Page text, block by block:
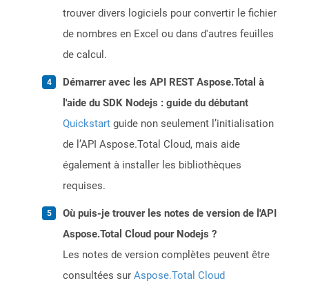
trouver divers logiciels pour convertir le fichier
de nombres en Excel ou dans d'autres feuilles
de calcul.
Démarrer avec les API REST Aspose.Total à
l'aide du SDK Nodejs : guide du débutant
Quickstart guide non seulement l’initialisation
de l’API Aspose.Total Cloud, mais aide
également à installer les bibliothèques
requises.
Où puis-je trouver les notes de version de l'API
Aspose.Total Cloud pour Nodejs ?
Les notes de version complètes peuvent être
consultées sur Aspose.Total Cloud